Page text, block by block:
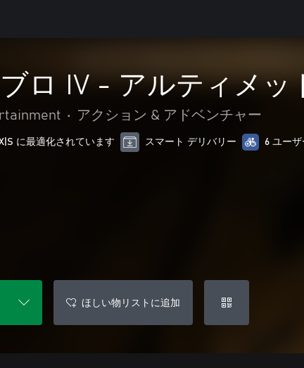
ロ IV - アルティメッ
• アクション & アドベンチャー
に最適化されています スマート デリバリー 6 ユー
ほしい物リストに追加